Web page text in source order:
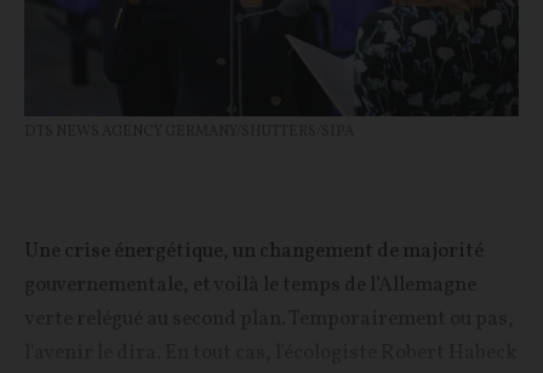
Une crise énergétique, un changement de majorité